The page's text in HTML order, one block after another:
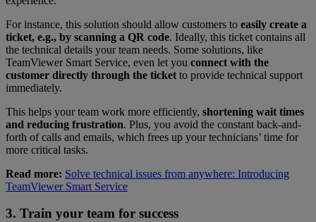
For instance, this solution should allow customers to easily create a
ticket, e.g., by scanning a QR code. Ideally, this ticket contains all
the technical details your team needs. Some solutions, like
TeamViewer Smart Service, even let you connect with the
customer directly through the ticket to provide technical support
immediately.
This helps your team work more efficiently, shortening wait times
and reducing frustration. Plus, you avoid the constant back-and-
forth of calls and emails, which frees up your technicians’ time for
more critical tasks.
Read more: Solve technical issues from anywhere: Introducing
TeamViewer Smart Service
3. Train your team for success